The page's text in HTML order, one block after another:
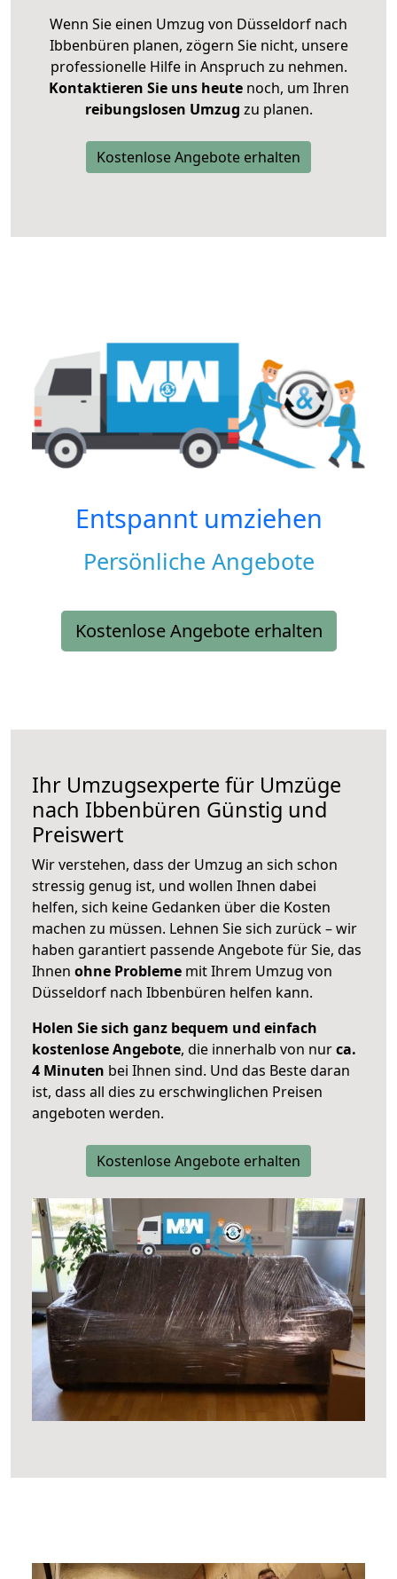
Wenn Sie einen Umzug von Düsseldorf nach
Ibbenbüren planen, zögern Sie nicht, unsere
professionelle Hilfe in Anspruch zu nehmen.
Kontaktieren Sie uns heutenoch, um Ihren
reibungslosen Umzug zu planen.
Kostenlose Angebote erhalten
Entspannt umziehen
Persönliche Angebote
Kostenlose Angebote erhalten
Ihr Umzugsexperte für Umzüge
nach Ibbenbüren Günstig und
Preiswert
Wir verstehen, dass der Umzug an sich schon
stressig genug ist, und wollen Ihnen dabei
helfen, sich keine Gedanken über die Kosten
machen zu müssen. Lehnen Sie sich zurück – wir
haben garantiert passende Angebote für Sie, das
Ihnen ohne Probleme mit Ihrem Umzug von
Düsseldorf nach Ibbenbüren helfen kann.
Holen Sie sich ganz bequem und einfach
kostenlose Angebote, die innerhalb von nurca.
4 Minuten bei Ihnen sind. Und das Beste daran
ist, dass all dies zu erschwinglichen Preisen
angeboten werden.
Kostenlose Angebote erhalten